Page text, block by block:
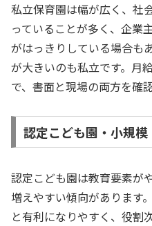
私立保育園は幅が広く、社
っていることが多く、企業
がはっきりしている場合も
が大きいのも私立です。月
で、書面と現場の両方を確
認定こども園・小規
認定こども園は教育要素が
増えやすい傾向があります
と有利になりやすく、役割